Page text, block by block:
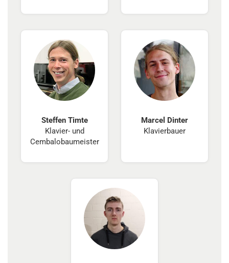
Steffen Timte
Klavier- und
Cembalobaumeister
Marcel Dinter
Klavierbauer